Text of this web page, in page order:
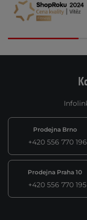
Prodejna Brno
+420 556 770 196
Prodejna Praha 10
+420 556 770 195